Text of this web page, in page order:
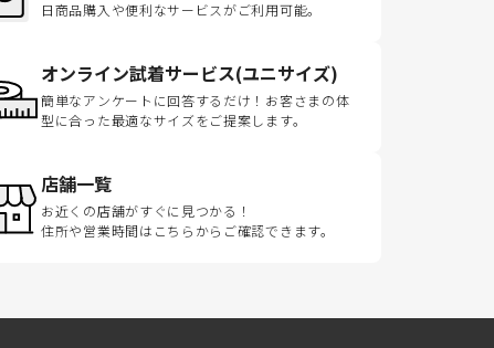
日商品購入や便利なサービスがご利用可能。
オンライン試着サービス(ユニサイズ)
簡単なアンケートに回答するだけ！お客さまの体
型に合った最適なサイズをご提案します。
店舗一覧
お近くの店舗がすぐに見つかる！
住所や営業時間はこちらからご確認できます。